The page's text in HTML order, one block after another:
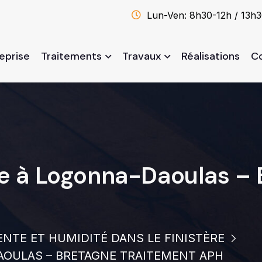
Lun-Ven: 8h30-12h /
Traitements Travaux Réalisations
à Logonna-Daoulas
ET HUMIDITÉ DANS LE FINISTÈRE
– BRETAGNE TRAITEMENT APH